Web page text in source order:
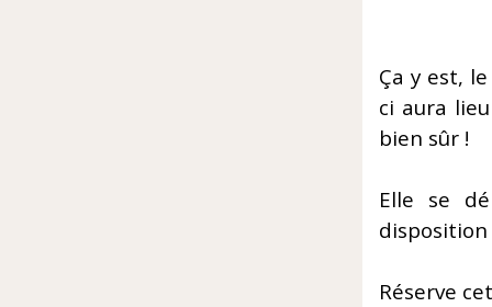
Ça y est,
ci aura
bien sûr !
Elle se
disposition
Réserve